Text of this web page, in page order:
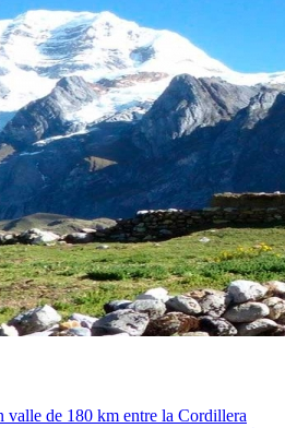
valle de 180 km entre la Cordillera